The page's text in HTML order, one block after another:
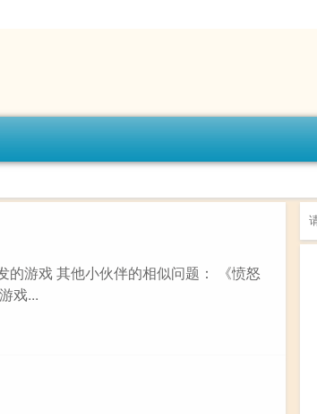
的游戏 其他小伙伴的相似问题： 《愤怒
戏...